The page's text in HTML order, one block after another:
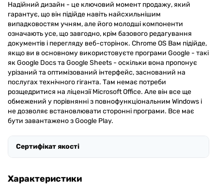
Надійний дизайн - це ключовий момент продажу, який
гарантує, що він підійде навіть найсхильнішим
випадковостям учням, але його молодші компоненти
означають усе, що завгодно, крім базового редагування
документів і перегляду веб-сторінок. Chrome OS Вам підійде,
якщо ви в основному використовуєте програми Google - такі
як Google Docs та Google Sheets - оскільки вона пропонує
урізаний та оптимізований інтерфейс, заснований на
послугах технічного гіганта. Там немає потреби
розщедритися на ліцензії Microsoft Office. Але він все ще
обмежений у порівнянні з повнофункціональним Windows і
не дозволяє встановлювати сторонні програми. Все має
бути завантажено з Google Play.
Сертифікат якості
Характеристики